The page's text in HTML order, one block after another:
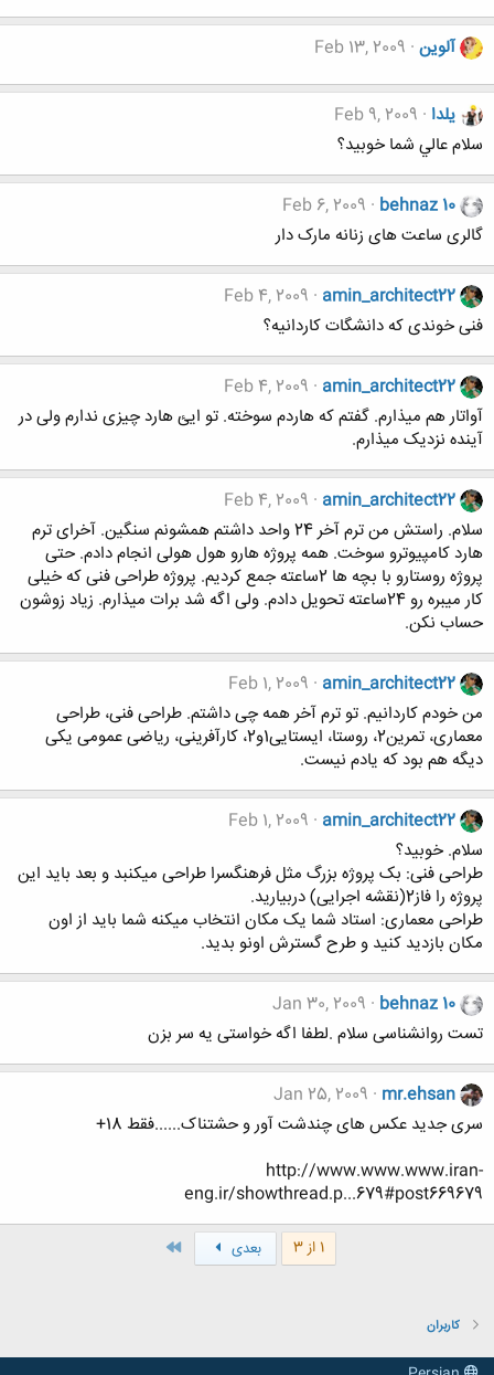
آلوین Feb 13, 2009
يلدا Feb 9, 2009
سلام عالي شما خوبيد؟
behnaz 10
Feb 6, 2009
گالری ساعت های زنانه مارک دار
amin_architect22
Feb 4, 2009
فنی خوندی که دانشگات کاردانیه؟
amin_architect22
Feb 4, 2009
آواتار هم میذارم. گفتم که هاردم سوخته. تو ایئ هارد چیزی ندارم ولی در
آینده نزدیک میذارم.
amin_architect22
Feb 4, 2009
سلام. راستش من ترم آخر 24 واحد داشتم همشونم سنگین. آخرای ترم
هارد کامپیوترو سوخت. همه پروژه هارو هول هولی انجام دادم. حتی
پروژه روستارو با بچه ها 2ساعته جمع کردیم. پروژه طراحی فنی که خیلی
کار میبره رو 24ساعته تحویل دادم. ولی اگه شد برات میذارم. زیاد زوشون
حساب نکن.
amin_architect22
Feb 1, 2009
من خودم کاردانیم. تو ترم آخر همه چی داشتم. طراحی فنی، طراحی
معماری، تمرین2، روستا، ایستایی1و2، کارآفرینی، ریاضی عمومی یکی
دیگه هم بود که یادم نیست.
amin_architect22
Feb 1, 2009
سلام. خوبید؟
طراحی فنی: بک پروژه بزرگ مثل فرهنگسرا طراحی میکنبد و بعد باید این
پروژه را فاز2(نقشه اجرایی) دربیارید.
طراحی معماری: استاد شما یک مکان انتخاب میکنه شما باید از اون
مکان بازدید کنید و طرح گسترش اونو بدید.
behnaz 10
Jan 30, 2009
تست روانشناسی سلام .لطفا اگه خواستی یه سر بزن
mr.ehsan
Jan 25, 2009
سری جدید عکس های چندشت آور و حشتناک......فقط 18+
http://www.www.www.iran-
eng.ir/showthread.p...679#post669679
1 از 3 بعدی
کاربران